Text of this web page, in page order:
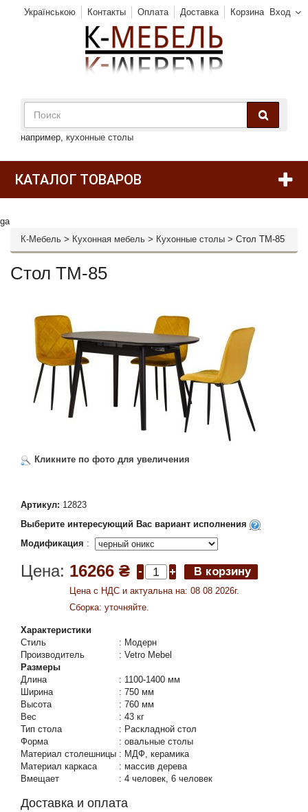
Вход
Українською Контакты Оплата Доставка Корзина
например, кухонные столы
КАТАЛОГ ТОВАРОВ
ga
К-Мебель > Кухонная мебель > Кухонные столы > Стол TM-85
Стол TM-85
Кликните по фото для увеличения
Артикул: 12823
Выберите интересующий Вас вариант исполнения
Модификация :
Цена: 16266 ₴
Цена c НДС и актуальна на: 08 08 2026г.
Сборка: уточняйте.
Характеристики
Стиль
: Модерн
Производитель
: Vetro Mebel
Размеры
Длина
: 1100-1400 мм
Ширина
: 750 мм
Высота
: 760 мм
Вес
: 43 кг
Тип стола
: Раскладной стол
Форма
: овальные столы
Материал столешницы : МДФ, керамика
Материал каркаса
: массив дерева
Вмещает
: 4 человек, 6 человек
Доставка и оплата